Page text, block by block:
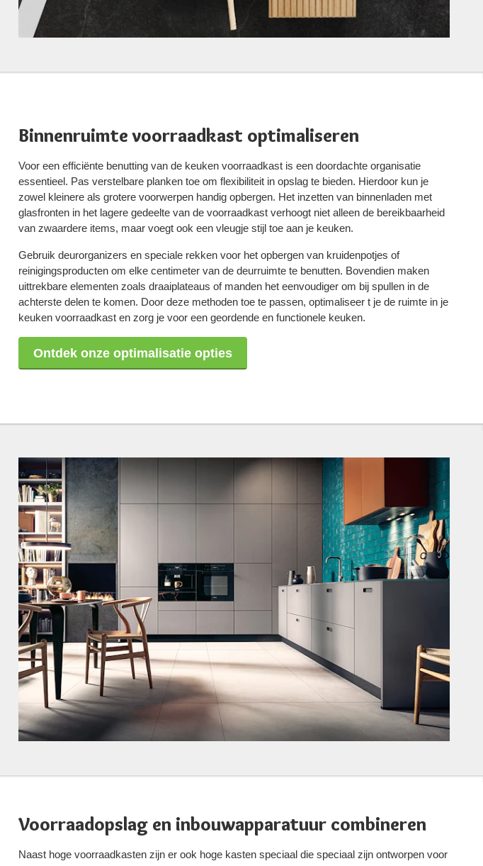
Binnenruimte voorraadkast optimaliseren
Voor een efficiënte benutting van de keuken voorraadkast is een doordachte organisatie
essentieel. Pas verstelbare planken toe om flexibiliteit in opslag te bieden. Hierdoor kun je
zowel kleinere als grotere voorwerpen handig opbergen. Het inzetten van binnenladen met
glasfronten in het lagere gedeelte van de voorraadkast verhoogt niet alleen de bereikbaarheid
van zwaardere items, maar voegt ook een vleugje stijl toe aan je keuken.
Gebruik deurorganizers en speciale rekken voor het opbergen van kruidenpotjes of
reinigingsproducten om elke centimeter van de deurruimte te benutten. Bovendien maken
uittrekbare elementen zoals draaiplateaus of manden het eenvoudiger om bij spullen in de
achterste delen te komen. Door deze methoden toe te passen, optimaliseer t je de ruimte in je
keuken voorraadkast en zorg je voor een geordende en functionele keuken.
Ontdek onze optimalisatie opties
Voorraadopslag en inbouwapparatuur combineren
Naast hoge voorraadkasten zijn er ook hoge kasten speciaal die speciaal zijn ontworpen voor